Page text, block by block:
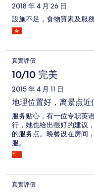
2018 年 4 月 26 日
設施不足，食物質素及服務
真實評價
10/10 完美
2015 年 4 月 11 日
地理位置好，离景点
服务贴心，有一位专职英
行，她也给出很好的建议
的服务点。晚餐设在房间
服。
真實評價